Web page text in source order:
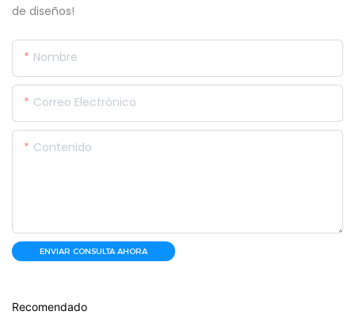
de diseños!
Nombre
Correo Electrónico
Contenido
ENVIAR CONSULTA AHORA
Recomendado